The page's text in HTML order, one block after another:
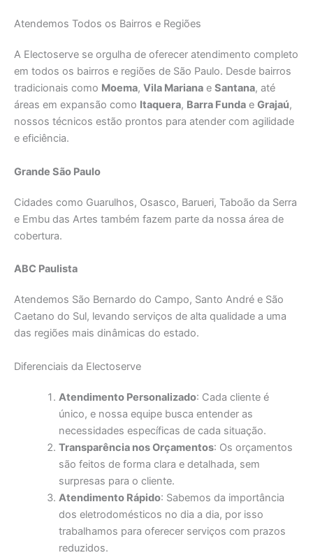
Atendemos Todos os Bairros e Regiões
A Electoserve se orgulha de oferecer atendimento completo
em todos os bairros e regiões de São Paulo. Desde bairros
tradicionais como Moema, Vila Mariana e Santana, até
áreas em expansão como Itaquera, Barra Funda e Grajaú,
nossos técnicos estão prontos para atender com agilidade
e eficiência.
Grande São Paulo
Cidades como Guarulhos, Osasco, Barueri, Taboão da Serra
e Embu das Artes também fazem parte da nossa área de
cobertura.
ABC Paulista
Atendemos São Bernardo do Campo, Santo André e São
Caetano do Sul, levando serviços de alta qualidade a uma
das regiões mais dinâmicas do estado.
Diferenciais da Electoserve
Atendimento Personalizado: Cada cliente é
único, e nossa equipe busca entender as
necessidades específicas de cada situação.
Transparência nos Orçamentos: Os orçamentos
são feitos de forma clara e detalhada, sem
surpresas para o cliente.
Atendimento Rápido: Sabemos da importância
dos eletrodomésticos no dia a dia, por isso
trabalhamos para oferecer serviços com prazos
reduzidos.